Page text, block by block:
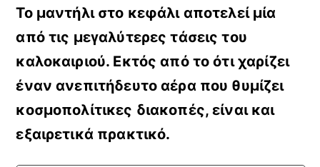
Το μαντήλι στο κεφάλι αποτελεί μία
από τις μεγαλύτερες τάσεις του
καλοκαιριού. Εκτός από το ότι χαρίζει
έναν ανεπιτήδευτο αέρα που θυμίζει
κοσμοπολίτικες διακοπές, είναι και
εξαιρετικά πρακτικό.